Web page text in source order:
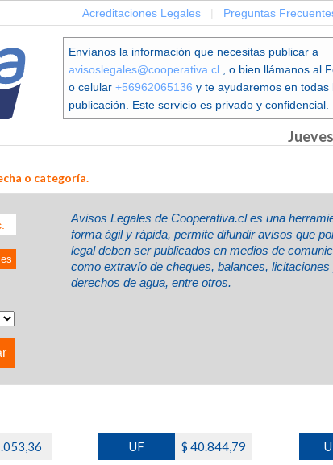
Acreditaciones Legales Preguntas
Envíanos la información que necesitas publicar a
avisoslegales@cooperativa.cl , o bien llámanos al
o celular +56962065136 y te ayudaremos en todas
publicación. Este servicio es privado y confidencial.
o categoría.
Avisos Legales de Cooperativa.cl es una
forma ágil y rápida, permite difundir avisos que
legal deben ser publicados en medios de
como extravío de cheques, balances,
derechos de agua, entre otros.
UF $ 40.844,79